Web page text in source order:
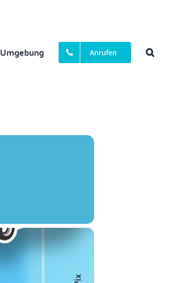
Umgebung Anrufen